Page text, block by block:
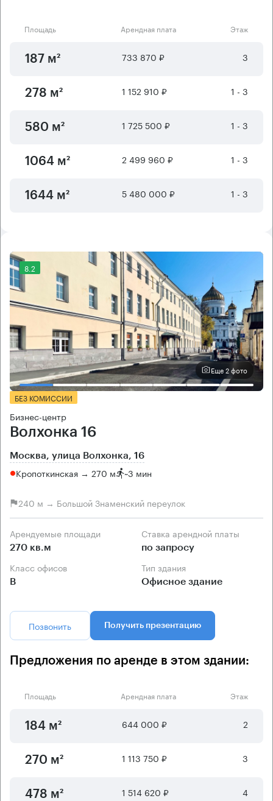
Площадь Арендная плата Этаж
187 м² 733 870 ₽ 3
278 м² 1 152 910 ₽ 1 - 3
580 м² 1 725 500 ₽ 1 - 3
1064 м² 2 499 960 ₽ 1 - 3
1644 м² 5 480 000 ₽ 1 - 3
8.2
Еще 2 фото
БЕЗ КОМИССИИ
Бизнес-центр
Волхонка 16
Москва, улица Волхонка, 16
Кропоткинская → 270 м ~3 мин
240 м → Большой Знаменский переулок
Арендуемые площади
270 кв.м
Ставка арендной платы
по запросу
Класс офисов
B
Тип здания
Офисное здание
Позвонить Получить презентацию
Предложения по аренде в этом здании:
Площадь Арендная плата Этаж
184 м² 644 000 ₽ 2
270 м² 1 113 750 ₽ 3
478 м² 1 514 620 ₽ 4